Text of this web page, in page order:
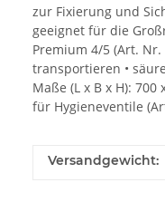
zur Fixierung und
geeignet für die
Premium 4/5 (Art. Nr.
transportieren •
Maße (L x B x H):
für Hygieneventile
Versandgewicht: